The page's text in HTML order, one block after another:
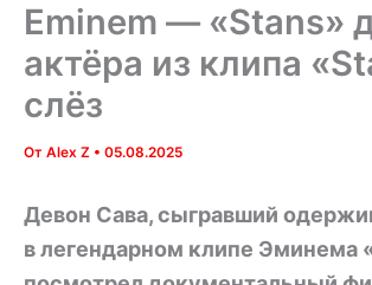
Eminem — «Stans»
актёра из клипа
слёз
От Alex Z • 05.08.2025
Девон Сава, сыгравший
в легендарном клипе Эминема